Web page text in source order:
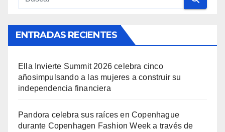
ENTRADAS RECIENTES
Ella Invierte Summit 2026 celebra cinco
añosimpulsando a las mujeres a construir su
independencia financiera
Pandora celebra sus raíces en Copenhague
durante Copenhagen Fashion Week a través de